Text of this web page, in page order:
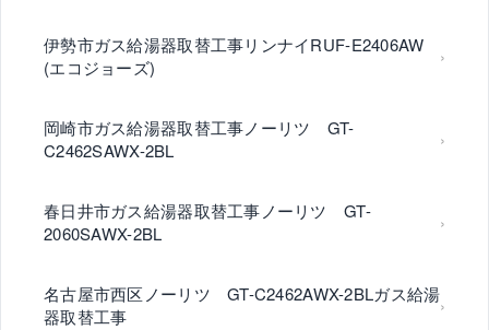
伊勢市ガス給湯器取替工事リンナイRUF-E2406AW
(エコジョーズ)
岡崎市ガス給湯器取替工事ノーリツ GT-
C2462SAWX-2BL
春日井市ガス給湯器取替工事ノーリツ GT-
2060SAWX-2BL
名古屋市西区ノーリツ GT-C2462AWX-2BLガス給湯
器取替工事